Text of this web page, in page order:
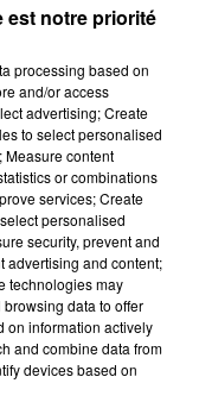
à 0h00
est notre priorité
processing based on
and/or access
advertising; Create
to select personalised
Measure content
or combinations
services; Create
personalised
security, prevent and
advertising and content;
technologies may
data to offer
on information actively
and combine data from
devices based on